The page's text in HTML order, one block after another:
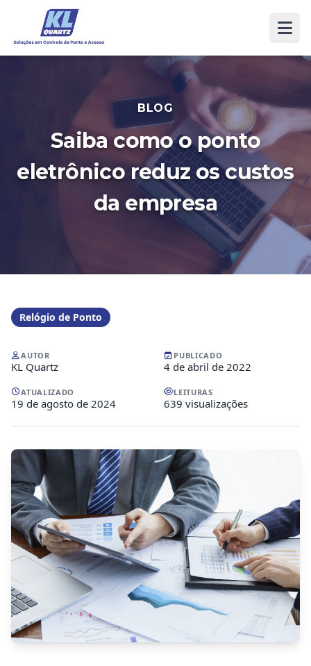
BLOG
Saiba como o ponto
eletrônico reduz os custos
da empresa
Relógio de Ponto
AUTOR
KL Quartz
PUBLICADO
4 de abril de 2022
ATUALIZADO
19 de agosto de 2024
LEITURAS
639 visualizações